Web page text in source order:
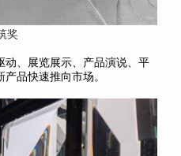
奖
动、展览展示、产品演说、平
品快速推向市场。